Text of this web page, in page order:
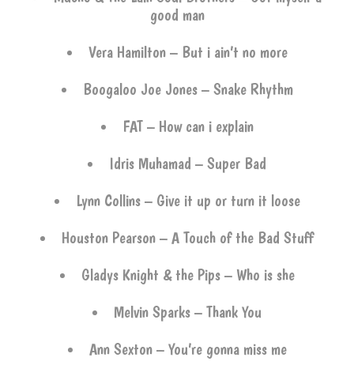
good man
Vera Hamilton – But i ain’t no more
Boogaloo Joe Jones – Snake Rhythm
FAT – How can i explain
Idris Muhamad – Super Bad
Lynn Collins – Give it up or turn it loose
Houston Pearson – A Touch of the Bad Stuff
Gladys Knight & the Pips – Who is she
Melvin Sparks – Thank You
Ann Sexton – You’re gonna miss me